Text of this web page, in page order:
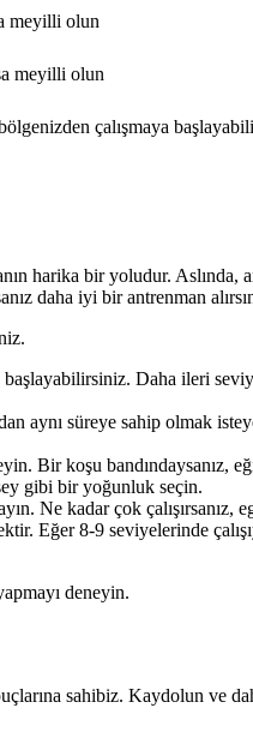
meyilli olun
meyilli olun
çalışmaya
harika bir yoludur. Aslında,
daha iyi bir antrenman
başlayabilirsiniz. Daha ileri
aynı süreye sahip olmak
Bir koşu
gibi bir yoğunluk seçin.
Ne kadar çok çalışırsanız,
Eğer 8-9 seviyelerinde
deneyin.
sahibiz. Kaydolun ve